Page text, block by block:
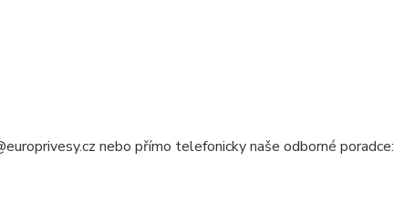
nebo přímo telefonicky naše odborné poradce: